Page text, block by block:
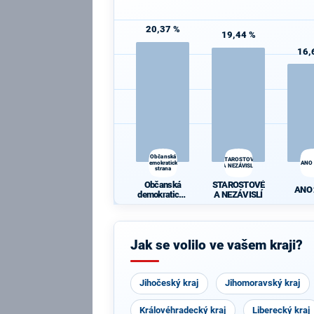
20,37 %
Občanská
demokratická
strana
Občanská
demokratická
19,44 %
STAROSTOVÉ
A NEZÁVISLÍ
STAROSTOVÉ
A NEZÁVISLÍ
ANO
Jak se volilo ve vašem kraji?
Jihočeský kraj Jihomoravský kraj
Královéhradecký kraj Liberecký kraj